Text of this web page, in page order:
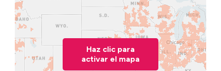
Haz clic para
activar el mapa